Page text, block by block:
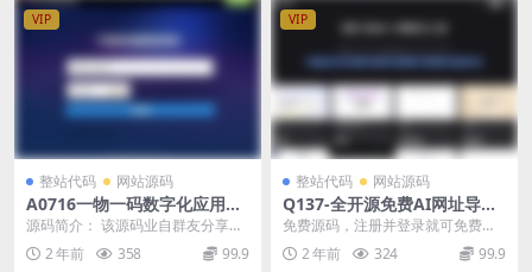
VIP
整站代码 网站源码
A0716一物一码数字化应用平
台通用防伪追溯系统源码
源码简介： 该源码业自群友分享，
经站长测试，源码可用，请按文件
包中的教程安装，不...
2 年前 358 99.9
VIP
整站代码 网站源码
Q137-全开源免费AI网址导航
网站源码 AigoTools
免费源码，注册并登录就可免费下
载，无须积分，直接拿走，须要下
载更多源码请加入本站...
2 年前 324 99.9